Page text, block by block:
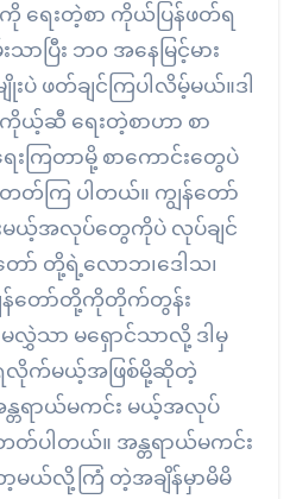
ေးတဲ့စာ ကိုယ်ပြန်ဖတ်ရ
သာပြီး ဘ၀ အနေမြင့်မား
ဖတ်ချင်ကြပါလိမ့်မယ်။ဒါ
ယ့်ဆီ ရေးတဲ့စာဟာ စာ
းကြတာမို့ စာကောင်းတွေပဲ
တ်ကြ ပါတယ်။ ကျွန်တော်
မယ့်အလုပ်တွေကိုပဲ လုပ်ချင်
ော် တို့ရဲ့လောဘ၊ဒေါသ၊
န်တော်တို့ကိုတိုက်တွန်း
သာ မရှောင်သာလို့ ဒါမှ
ရလိုက်မယ့်အဖြစ်မို့ဆိုတဲ့
န္တရာယ်မကင်း မယ့်အလုပ်
ါတယ်။ အန္တရာယ်မကင်း
ယ်လို့ကြံ တဲ့အချိန်မှာမိမိ